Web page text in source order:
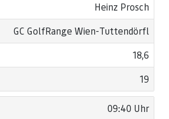
Heinz Prosch
GC GolfRange Wien-Tuttendörfl
18,6
19
09:40 Uhr